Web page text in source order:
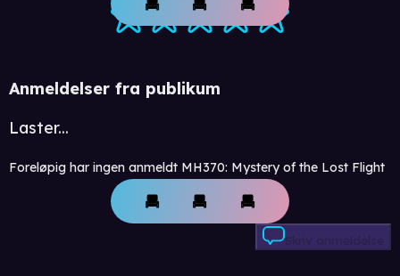
Anmeldelser fra publikum
Laster...
Foreløpig har ingen anmeldt MH370: Mystery of the Lost Flight
Skriv anmeldelse